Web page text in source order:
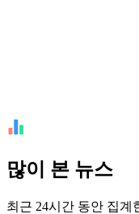
많이 본 뉴스
최근 24시간 동안 집계